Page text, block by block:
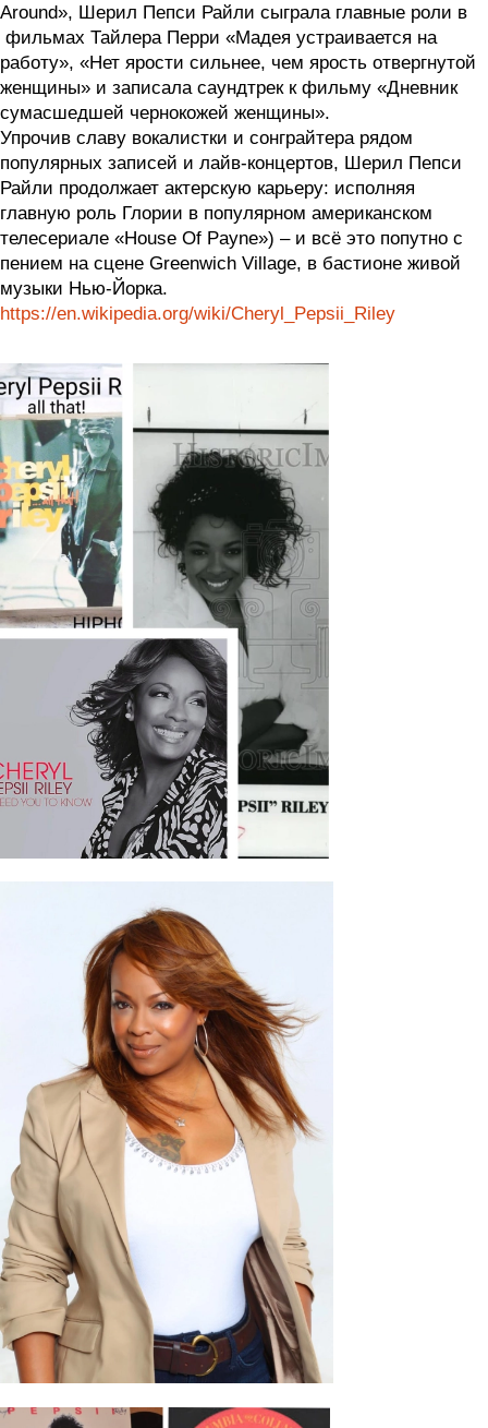
Around», Шерил Пепси Райли сыграла главные роли в
фильмах Тайлера Перри «Мадея устраивается на
работу», «Нет ярости сильнее, чем ярость отвергнутой
женщины» и записала саундтрек к фильму «Дневник
сумасшедшей чернокожей женщины».
Упрочив славу вокалистки и сонграйтера рядом
популярных записей и лайв-концертов, Шерил Пепси
Райли продолжает актерскую карьеру: исполняя
главную роль Глории в популярном американском
телесериале «House Of Payne») – и всё это попутно с
пением на сцене Greenwich Village, в бастионе живой
музыки Нью-Йорка.
https://en.wikipedia.org/wiki/Cheryl_Pepsii_Riley